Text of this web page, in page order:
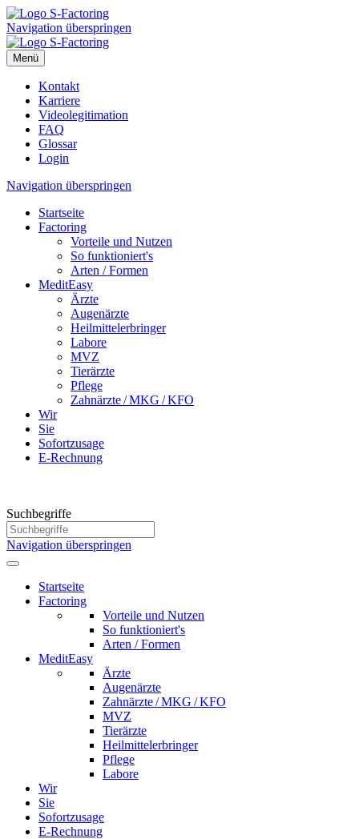
Navigation überspringen
Menü
Kontakt
Karriere
Videole­gi­ti­mation
FAQ
Glossar
Login
Navigation überspringen
Startseite
Factoring
Vorteile und Nutzen
So funktio­niert's
Arten / Formen
MeditEasy
Ärzte
Augenärzte
Heilmit­tel­er­bringer
Labore
MVZ
Tierärzte
Pflege
Zahnärzte / MKG / KFO
Wir
Sie
Sofort­zusage
E-Rechnung
Suchbegriffe
Navigation überspringen
Startseite
Factoring
Vorteile und Nutzen
So funktio­niert's
Arten / Formen
MeditEasy
Ärzte
Augenärzte
Zahnärzte / MKG / KFO
MVZ
Tierärzte
Heilmit­tel­er­bringer
Pflege
Labore
Wir
Sie
Sofort­zusage
E-Rechnung